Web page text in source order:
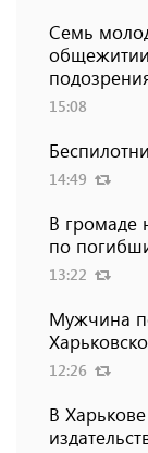
Семь
15:08
14:49
В громаде
по
13:22
Мужчина
12:26
В